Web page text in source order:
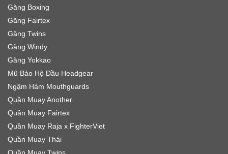
Găng Boxing
Găng Fairtex
Găng Twins
Găng Windy
Găng Yokkao
Mũ Bảo Hộ Đầu Headgear
Ngậm Hàm Mouthguards
Quần Muay Another
Quần Muay Fairtex
Quần Muay Raja x FighterViet
Quần Muay Thái